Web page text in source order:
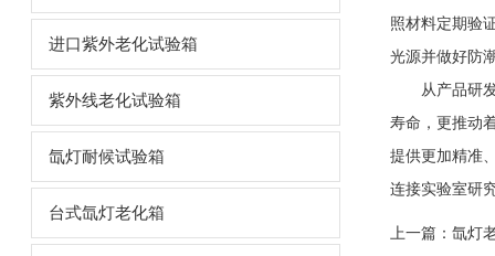
进口紫外老化试验箱
紫外线老化试验箱
氙灯耐候试验箱
台式氙灯老化箱
照材料定期验
光源并做好防
从产品研发
寿命，更推动
提供更加精准
连接实验室研
上一篇： 氙灯